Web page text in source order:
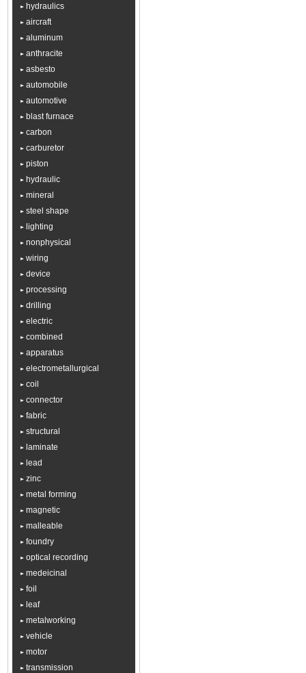
hydraulics
aircraft
aluminum
anthracite
asbesto
automobile
automotive
blast furnace
carbon
carburetor
piston
hydraulic
mineral
steel shape
lighting
nonphysical
wiring
device
processing
drilling
electric
combined
apparatus
electrometallurgical
coil
connector
fabric
structural
laminate
lead
zinc
metal forming
magnetic
malleable
foundry
optical recording
medeicinal
foil
leaf
metalworking
vehicle
motor
transmission